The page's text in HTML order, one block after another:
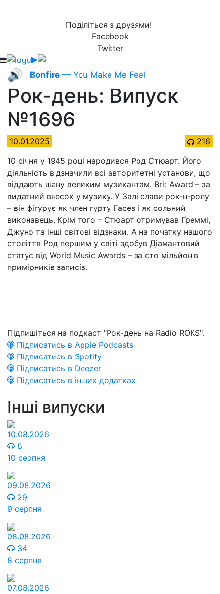
Поділіться з друзями!
Facebook
Twitter
🔊 Bonfire — You Make Me Feel
Рок-день: Випуск
№1696
10.01.2025
216
10 січня у 1945 році народився Род Стюарт. Його
діяльність відзначили всі авторитетні установи, що
віддають шану великим музикантам. Brit Award – за
видатний внесок у музику. У Залі слави рок-н-ролу
– він фігурує як член гурту Faces і як сольний
виконавець. Крім того – Стюарт отримував Ґреммі,
Джуно та інші світові відзнаки. А на початку нашого
століття Род першим у світі здобув Діамантовий
статус від World Music Awards – за сто мільйонів
примірників записів.
Підпишіться на подкаст "Рок-день на Radio ROKS":
Підписатись в Apple Podcasts
Підписатись в Spotify
Підписатись в Deezer
Підписатись в інших додатках
Інші випуски
10.08.2026
8
10 серпня
09.08.2026
29
9 серпня
08.08.2026
34
8 серпня
07.08.2026